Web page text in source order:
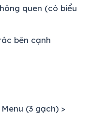
quen (có biểu
bên cạnh
(3 gạch) >